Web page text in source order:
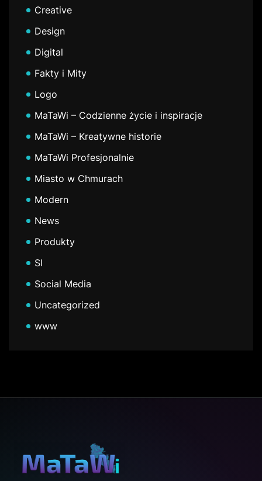
Creative
Design
Digital
Fakty i Mity
Logo
MaTaWi – Codzienne życie i inspiracje
MaTaWi – Kreatywne historie
MaTaWi Profesjonalnie
Miasto w Chmurach
Modern
News
Produkty
SI
Social Media
Uncategorized
www